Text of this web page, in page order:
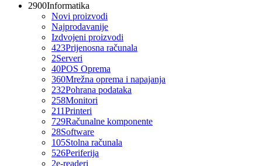
2900Informatika
Novi proizvodi
Najprodavanije
Izdvojeni proizvodi
423Prijenosna računala
2Serveri
40POS Oprema
360Mrežna oprema i napajanja
232Pohrana podataka
258Monitori
211Printeri
729Računalne komponente
28Software
105Stolna računala
526Periferija
2e-readeri